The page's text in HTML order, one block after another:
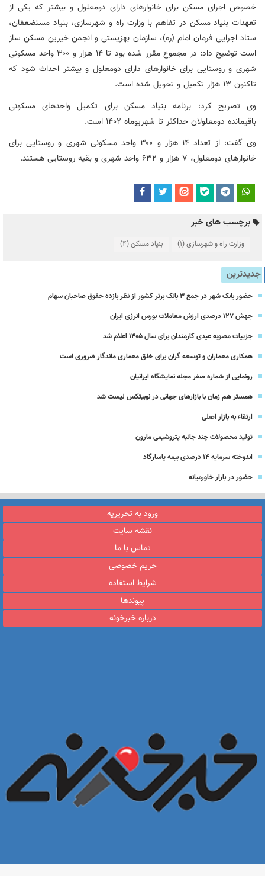
خصوص اجرای مسکن برای خانوارهای دارای دومعلول و بیشتر که یکی از
تعهدات بنیاد مسکن در تفاهم با وزارت راه و شهرسازی، بنیاد مستضعفان،
ستاد اجرایی فرمان امام (ره)، سازمان بهزیستی و انجمن خیرین مسکن ساز
است توضیح داد: در مجموع مقرر شده بود تا ۱۴ هزار و ۳۰۰ واحد مسکونی
شهری و روستایی برای خانوارهای دارای دومعلول و بیشتر احداث شود که
تاکنون ۱۳ هزار تکمیل و تحویل شده است.
وی تصریح کرد: برنامه بنیاد مسکن برای تکمیل واحدهای مسکونی
باقیمانده دومعلولان حداکثر تا شهریوماه
وی گفت: از تعداد ۱۴ هزار و ۳۰۰ واحد مسکونی شهری و روستایی برای
خانوارهای دومعلول، ۷ هزار و ۶۳۲ واحد شهری و بقیه روستایی هستند.
برچسب های خبر
وزارت راه و شهرسازی(1) بنیاد مسکن(4)
جدیدترین
حضور بانک شهر در جمع ۳ بانک برتر کشور از نظر بازده حقوق صاحبان سهام
جهش ۱۲۷ درصدی ارزش معاملات بورس انرژی ایران
جزییات مصوبه عیدی کارمندان برای سال 1405 اعلام شد
همکاری معماران و توسعه گران برای خلق معماری ماندگار ضروری است
رونمایی از شماره صفر مجله نمایشگاه ایرانیان
همستر هم زمان با بازارهای جهانی در نوبیتکس لیست شد
ارتقاء به بازار اصلی
تولید محصولات چند جانبه پتروشیمی مارون
اندوخته سرمایه 14 درصدی بیمه پاسارگاد
حضور در بازار خاورمیانه
ورود به تحریریه
نقشه سایت
تماس با ما
حریم خصوصی
شرایط استفاده
پیوندها
درباره خبرخونه